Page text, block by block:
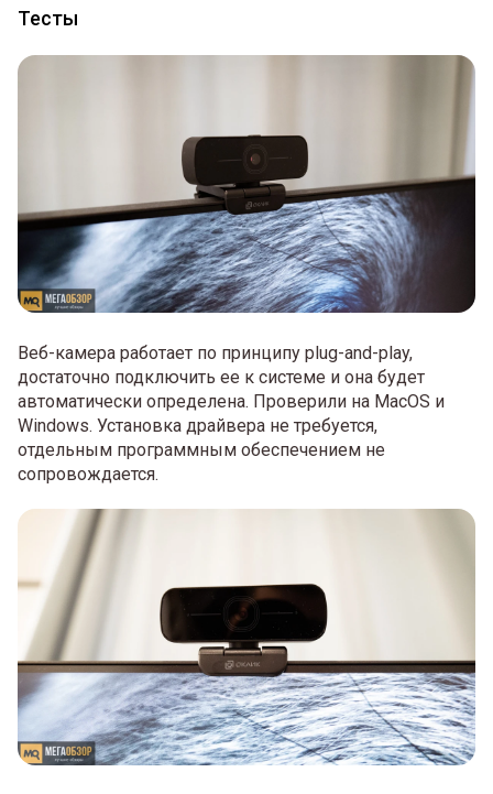
Тесты
Веб-камера работает по принципу plug-and-play,
достаточно подключить ее к системе и она будет
автоматически определена. Проверили на MacOS и
Windows. Установка драйвера не требуется,
отдельным программным обеспечением не
сопровождается.